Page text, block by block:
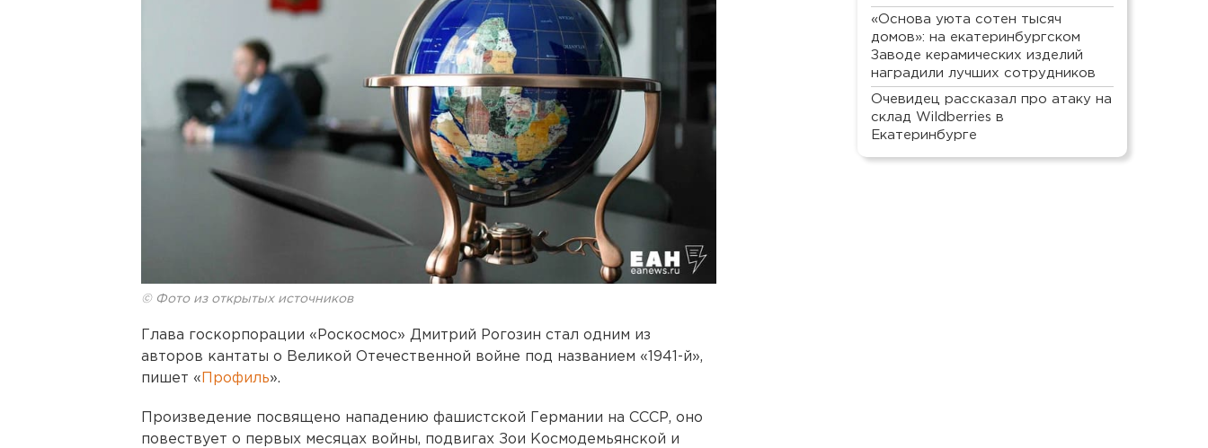
© Фото из открытых источников
Глава госкорпорации «Роскосмос» Дмитрий Рогозин стал одним из
авторов кантаты о Великой Отечественной войне под названием «1941-й»,
пишет « Профиль».
Произведение посвящено нападению фашистской Германии на СССР, оно
повествует о первых месяцах войны, подвигах Зои Космодемьянской и
«Основа уюта сотен тысяч
домов»: на екатеринбургском
Заводе керамических изделий
наградили лучших сотрудников
Очевидец рассказал про атаку на
склад Wildberries в
Екатеринбурге